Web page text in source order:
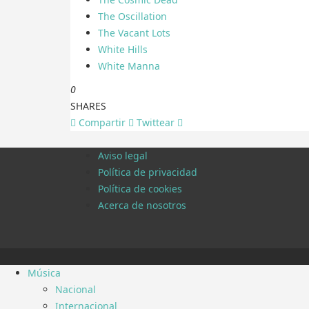
The Oscillation
The Vacant Lots
White Hills
White Manna
0
SHARES
Compartir
Twittear
Aviso legal
Política de privacidad
Política de cookies
Acerca de nosotros
Música
Nacional
Internacional